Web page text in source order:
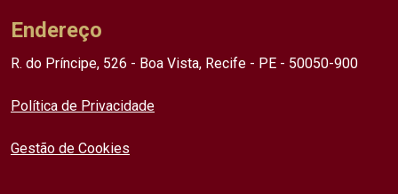
Endereço
R. do Príncipe, 526 - Boa Vista, Recife - PE - 50050-900
Política de Privacidade
Gestão de Cookies